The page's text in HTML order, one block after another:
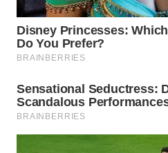
KARO
WN
SIMALUNGUN
WN
LABUHANBATU